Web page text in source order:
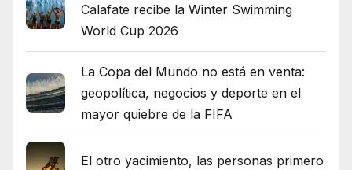
Calafate recibe la Winter Swimming
World Cup 2026
La Copa del Mundo no está en venta:
geopolítica, negocios y deporte en el
mayor quiebre de la FIFA
El otro yacimiento, las personas primero